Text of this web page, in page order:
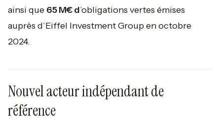
ainsi que 65 M€ d’obligations vertes émises
auprès d’Eiffel Investment Group en octobre
2024.
Nouvel acteur indépendant de
référence